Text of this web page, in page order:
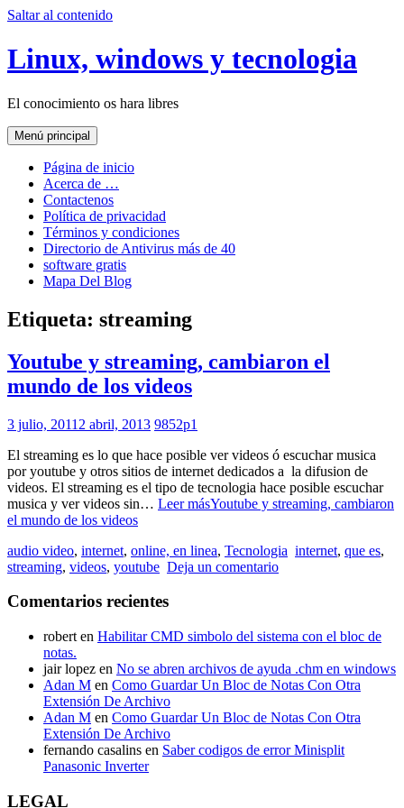
Saltar al contenido
Linux, windows y tecnologia
El conocimiento os hara libres
Menú principal
Página de inicio
Acerca de …
Contactenos
Política de privacidad
Términos y condiciones
Directorio de Antivirus más de 40
software gratis
Mapa Del Blog
Etiqueta: streaming
Youtube y streaming, cambiaron el
mundo de los videos
3 julio, 2011 2 abril, 2013 9852p1
El streaming es lo que hace posible ver videos ó escuchar musica
por youtube y otros sitios de internet dedicados a la difusion de
videos. El streaming es el tipo de tecnologia hace posible escuchar
musica y ver videos sin… Leer másYoutube y streaming, cambiaron
el mundo de los videos
audio video, internet, online, en linea, Tecnologia internet, que es,
streaming, videos, youtube Deja un comentario
Comentarios recientes
robert en Habilitar CMD simbolo del sistema con el bloc de
notas.
jair lopez en No se abren archivos de ayuda .chm en windows
Adan M en Como Guardar Un Bloc de Notas Con Otra
Extensión De Archivo
Adan M en Como Guardar Un Bloc de Notas Con Otra
Extensión De Archivo
fernando casalins en Saber codigos de error Minisplit
Panasonic Inverter
LEGAL